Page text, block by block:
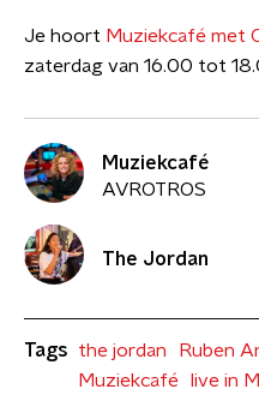
Je hoort Muziekcafé met
zaterdag van 16.00 tot
Muziekcafé
AVROTROS
The Jordan
Tags the jordan
Ruben
Muziekcafé
live in